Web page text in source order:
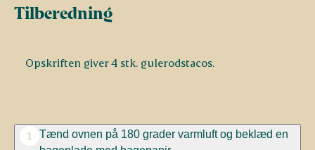
Tilberedning
Opskriften giver 4 stk. gulerodstacos.
1
Tænd ovnen på 180 grader varmluft og beklæd en